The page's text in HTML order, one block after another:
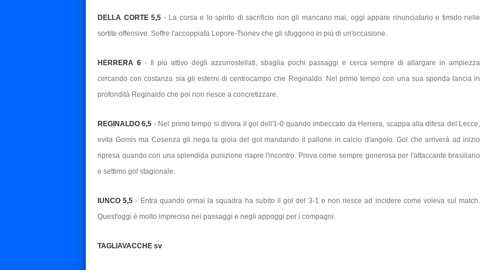
DELLA CORTE 5,5 - La corsa e lo spirito di sacrificio non gli mancano mai, oggi appare rinunciatario e timido nelle
sortite offensive. Soffre l'accoppiata Lepore-Tsonev che gli sfuggono in più di un'occasione.
HERRERA 6 - Il più attivo degli azzurrostellati, sbaglia pochi passaggi e cerca sempre di allargare in ampiezza
cercando con costanza sia gli esterni di centrocampo che Reginaldo. Nel primo tempo con una sua sponda lancia in
profondità Reginaldo che poi non riesce a concretizzare.
REGINALDO 6,5 - Nel primo tempo si divora il gol dell'1-0 quando imbeccato da Herrera, scappa alla difesa del Lecce,
evita Gomis ma Cosenza gli nega la gioia del gol mandando il pallone in calcio d'angolo. Gol che arriverà ad inizio
ripresa quando con una splendida punizione riapre l'incontro. Prova come sempre generosa per l'attaccante brasiliano
e settimo gol stagionale.
IUNCO 5,5 - Entra quando ormai la squadra ha subito il gol del 3-1 e non riesce ad incidere come voleva sul match.
Quest'oggi è molto impreciso nei passaggi e negli appoggi per i compagni.
TAGLIAVACCHE sv